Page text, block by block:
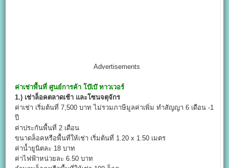
Advertisements
ค่าเช่าพื้นที่ ศูนย์การค้า โบ๊เบ๊ ทาวเวอร์
1.) เช่าล็อคตลาดเช้า และโซนจตุจักร
ค่าเช่า เริ่มต้นที่ 7,500 บาท ไม่รวมภาษีมูลค่าเพิ่ม ทำสัญญา 6 เดือน -1
ปี
ค่าประกันพื้นที่ 2 เดือน
ขนาดล็อคหรือพื้นที่ให้เช่า เริ่มต้นที่ 1.20 x 1.50 เมตร
ค่าน้ำยูนิตละ 18 บาท
ค่าไฟฟ้าหน่วยละ 6.50 บาท